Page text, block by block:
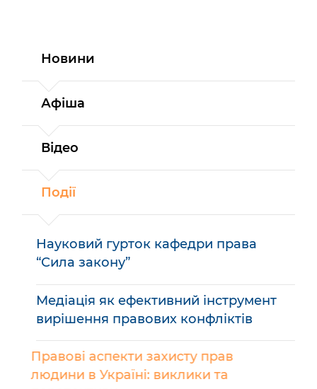
Новини
Афіша
Відео
Події
Науковий гурток кафедри права
“Сила закону”
Медіація як ефективний інструмент
вирішення правових конфліктів
Правові аспекти захисту прав
людини в Україні: виклики та